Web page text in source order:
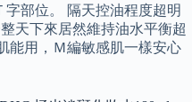
部位。 隔天控油程度超明
天下來居然維持油水平衡超
能用，Ｍ編敏感肌一樣安心